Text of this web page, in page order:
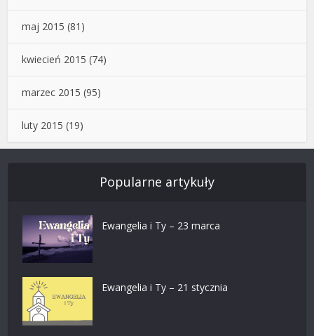
maj 2015 (81)
kwiecień 2015 (74)
marzec 2015 (95)
luty 2015 (19)
Popularne artykuły
Ewangelia i Ty – 23 marca
Ewangelia i Ty – 21 stycznia